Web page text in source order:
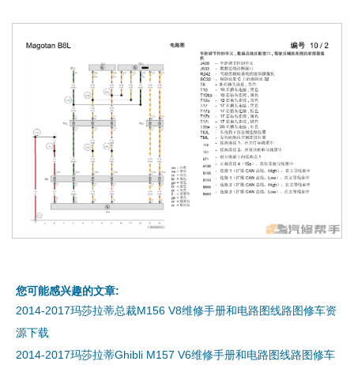
您可能感兴趣的文章:
2014-2017玛莎拉蒂总裁M156 V8维修手册和电路图线路图修车资
源下载
2014-2017玛莎拉蒂Ghibli M157 V6维修手册和电路图线路图修车